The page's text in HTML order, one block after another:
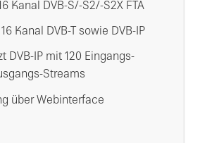
Kanal DVB-S/-S2/-S2X FTA
Kanal DVB-T sowie DVB-IP
DVB-IP mit 120 Eingangs-
Streams
über Webinterface